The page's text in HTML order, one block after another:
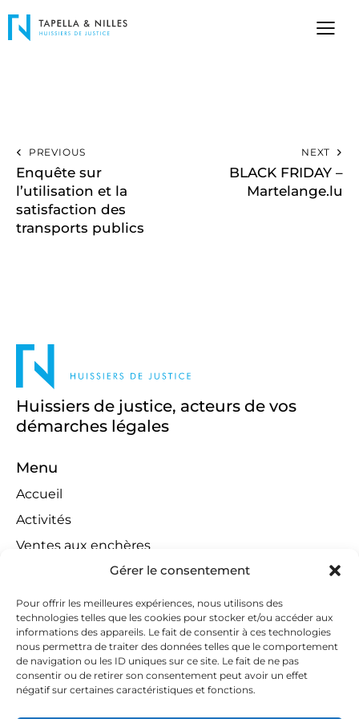
Gérer le consentement
Pour offrir les meilleures expériences, nous utilisons des
technologies telles que les cookies pour stocker et/ou accéder aux
informations des appareils. Le fait de consentir à ces technologies
nous permettra de traiter des données telles que le comportement
de navigation ou les ID uniques sur ce site. Le fait de ne pas
consentir ou de retirer son consentement peut avoir un effet
négatif sur certaines caractéristiques et fonctions.
PREVIOUS
Enquête sur
l’utilisation et la
satisfaction des
transports publics
NEXT
BLACK FRIDAY –
Martelange.lu
Huissiers de justice, acteurs de vos
démarches légales
Menu
Accueil
Activités
Ventes aux enchères
Compétences territoriales
Jeux concours
Liens
Contact
Contactez-nous
huissiers@tapella-nilles.lu